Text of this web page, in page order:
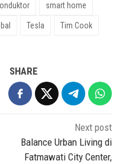
smart home
Tesla Tim Cook
SHARE
Next post
Balance Urban Living di
Fatmawati City Center,